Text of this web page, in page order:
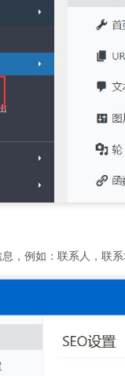
，例如：联系人，联系